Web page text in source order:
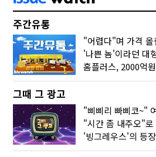
주간유통
홈플러스, 2000억
그때 그 광고
"삐삐리 빠삐코~"
"시간 좀 내주오"